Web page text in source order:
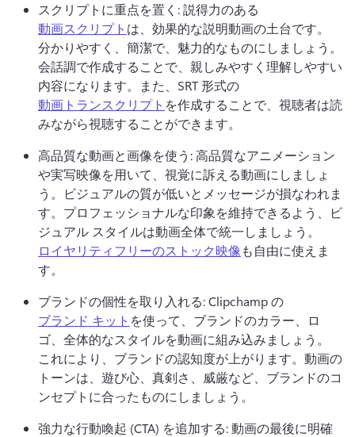
スクリプトに重点を置く: 説得力のある
動画スクリプト
分かりやすく、簡潔で、魅力的なものにしましょう。
会話調で作成することで、親しみやすく理解しやすい
内容になります。
また、SRT 形式の
動画トランスクリプト を作成することで、視聴者は読
みながら視聴することができます。
高品質な動画と画像を使う: 高品質なアニメーション
や実写映像を用いて、視覚に訴える動画にしましょ
う。
ビジュアルの質が低いとメッセージが損なわれま
す。 プロフェッショナルな印象を維持できるよう、ビ
ジュアル スタイルは動画全体で統一しましょう。
ロイヤリティフリーのストック映像も自由に使えま
す。
ブランドの個性を取り入れる: Clipchamp の
ブランド キット を使って、ブランドのカラー、ロ
これにより、ブランドの認知度が上がります。 動画の
トーンは、遊び心、真剣さ、威厳など、ブランドのコ
ンセプトに合ったものにしましょう。
強力な行動喚起 (CTA) を追加する: 動画の最後に明確